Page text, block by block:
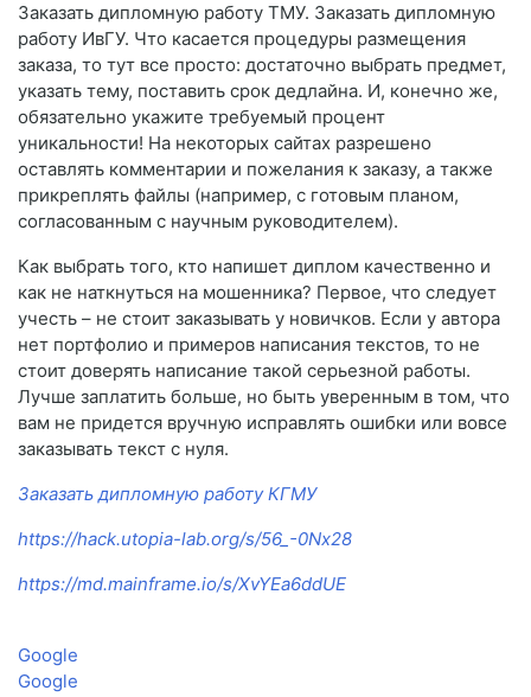
Заказать дипломную работу ТМУ. Заказать дипломную
работу ИвГУ. Что касается процедуры размещения
заказа, то тут все просто: достаточно выбрать предмет,
указать тему, поставить срок дедлайна. И, конечно же,
обязательно укажите требуемый процент
уникальности! На некоторых сайтах разрешено
оставлять комментарии и пожелания к заказу, а также
прикреплять файлы (например, с готовым планом,
согласованным с научным руководителем).
Как выбрать того, кто напишет диплом качественно и
как не наткнуться на мошенника? Первое, что следует
учесть – не стоит заказывать у новичков. Если у автора
нет портфолио и примеров написания текстов, то не
стоит доверять написание такой серьезной работы.
Лучше заплатить больше, но быть уверенным в том, что
вам не придется вручную исправлять ошибки или вовсе
заказывать текст с нуля.
Заказать дипломную работу КГМУ
https://hack.utopia-lab.org/s/56_-0Nx28
https://md.mainframe.io/s/XvYEa6ddUE
Google
Google